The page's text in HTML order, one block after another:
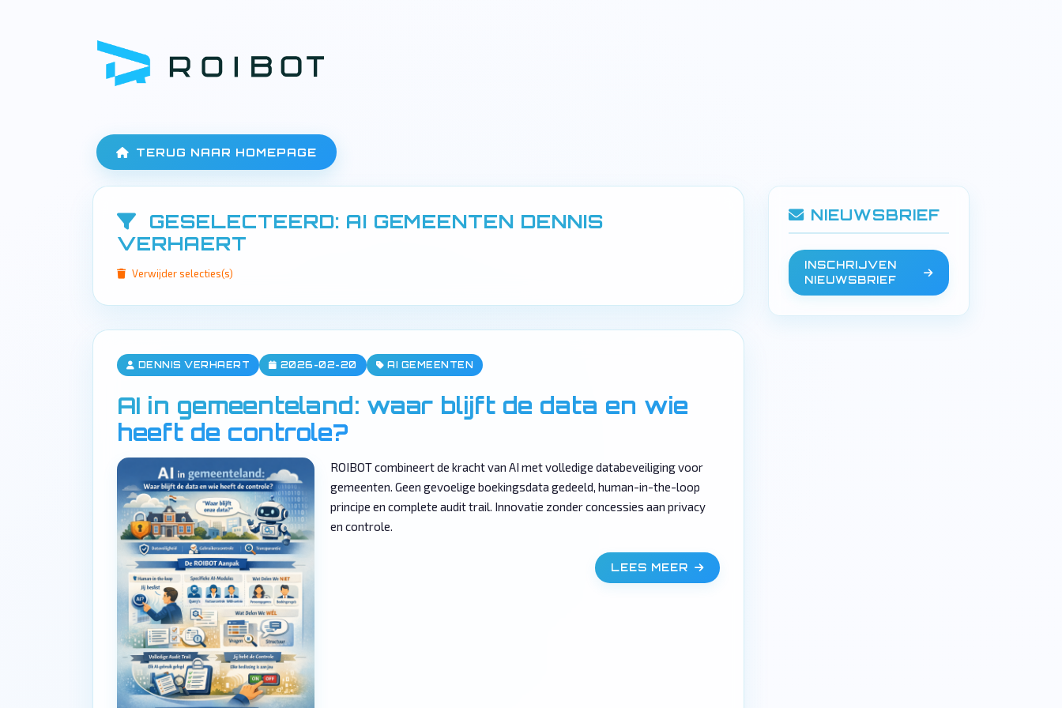
TERUG NAAR HOMEPAGE
GESELECTEERD: AI GEMEENTEN DENNIS
VERHAERT
Verwijder selecties(s)
DENNIS VERHAERT 2026-02-20 AI GEMEENTEN
AI in gemeenteland: waar blijft de data en wie
heeft de controle?
ROIBOT combineert de kracht van AI met volledige databeveiliging voor
gemeenten. Geen gevoelige boekingsdata gedeeld, human-in-the-loop
principe en complete audit trail. Innovatie zonder concessies aan privacy
en controle.
LEES MEER
NIEUWSBRIEF
INSCHRIJVEN
NIEUWSBRIEF